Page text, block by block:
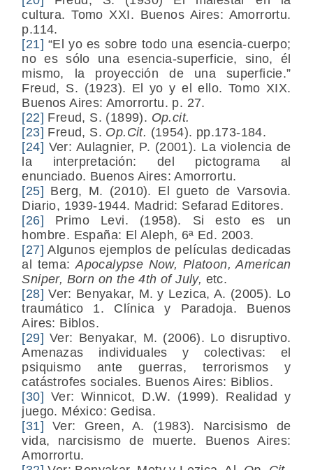
cultura. Tomo XXI. Buenos Aires: Amorrortu.
p.114.
[21] “El yo es sobre todo una esencia-cuerpo;
no es sólo una esencia-superficie, sino, él
mismo, la proyección de una superficie.”
Freud, S. (1923). El yo y el ello. Tomo XIX.
Buenos Aires: Amorrortu. p. 27.
[22] Freud, S. (1899). Op.cit.
[23] Freud, S. Op.Cit. (1954). pp.173-184.
[24] Ver: Aulagnier, P. (2001). La violencia de
la interpretación: del pictograma al
enunciado. Buenos Aires: Amorrortu.
[25] Berg, M. (2010). El gueto de Varsovia.
Diario, 1939-1944. Madrid: Sefarad Editores.
[26] Primo Levi. (1958). Si esto es un
hombre. España: El Aleph, 6ª Ed. 2003.
[27] Algunos ejemplos de películas dedicadas
al tema:Apocalypse Now, Platoon, American
Sniper, Born on the 4th of July, etc.
[28] Ver: Benyakar, M. y Lezica, A. (2005). Lo
traumático 1. Clínica y Paradoja. Buenos
Aires: Biblos.
[29] Ver: Benyakar, M. (2006). Lo disruptivo.
Amenazas individuales y colectivas: el
psiquismo ante guerras, terrorismos y
catástrofes sociales. Buenos Aires: Biblios.
[30] Ver: Winnicot, D.W. (1999). Realidad y
juego. México: Gedisa.
[31] Ver: Green, A. (1983). Narcisismo de
vida, narcisismo de muerte. Buenos Aires:
Amorrortu.